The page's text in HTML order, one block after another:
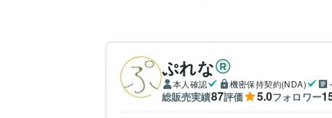
ぷれな
本人確認 機密保持契約(NDA)
総販売実績87評価 5.0フォロワー